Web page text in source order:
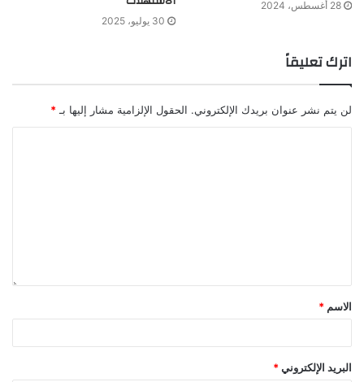
28 أغسطس، 2024
30 يوليو، 2025
اترك تعليقاً
لن يتم نشر عنوان بريدك الإلكتروني. الحقول الإلزامية مشار إليها بـ *
الاسم *
البريد الإلكتروني *